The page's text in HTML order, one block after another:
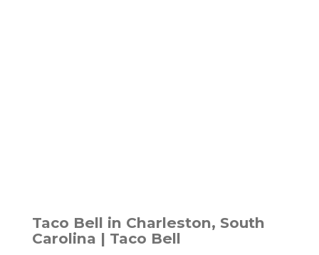
Taco Bell in Charleston, South
Carolina | Taco Bell